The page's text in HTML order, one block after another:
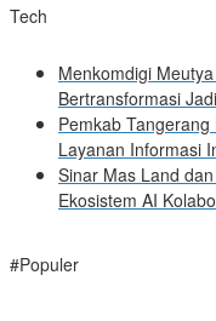
Tech
Menkomdigi
Bertransformasi
Pemkab
Layanan Informasi
Sinar Mas Land
Ekosistem AI
#Populer